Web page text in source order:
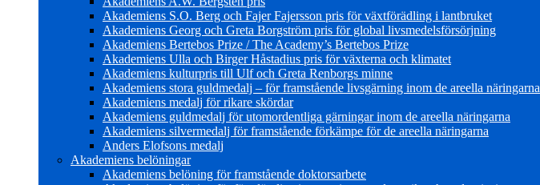
Akademiens S.O. Berg och Fajer Fajersson pris för växtförädling i lantbruket
Akademiens Georg och Greta Borgström pris för global livsmedelsförsörjning
Akademiens Bertebos Prize / The Academy’s Bertebos Prize
Akademiens Ulla och Birger Håstadius pris för växterna och klimatet
Akademiens kulturpris till Ulf och Greta Renborgs minne
Akademiens stora guldmedalj – för framstående livsgärning inom de areella näringarna
Akademiens medalj för rikare skördar
Akademiens guldmedalj för utomordentliga gärningar inom de areella näringarna
Akademiens silvermedalj för framstående förkämpe för de areella näringarna
Anders Elofsons medalj
Akademiens belöningar
Akademiens belöning för framstående doktorsarbete